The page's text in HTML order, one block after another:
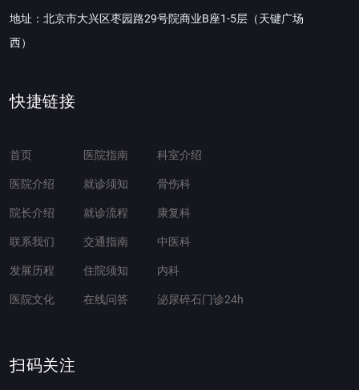
地址：北京市大兴区枣园路29号院商业B座1-5层（天键广场
西）
快捷链接
首页
医院介绍
院长介绍
联系我们
发展历程
医院文化
医院指南
就诊须知
就诊流程
交通指南
住院须知
在线问答
科室介绍
骨伤科
康复科
中医科
内科
泌尿碎石门诊24h
扫码关注